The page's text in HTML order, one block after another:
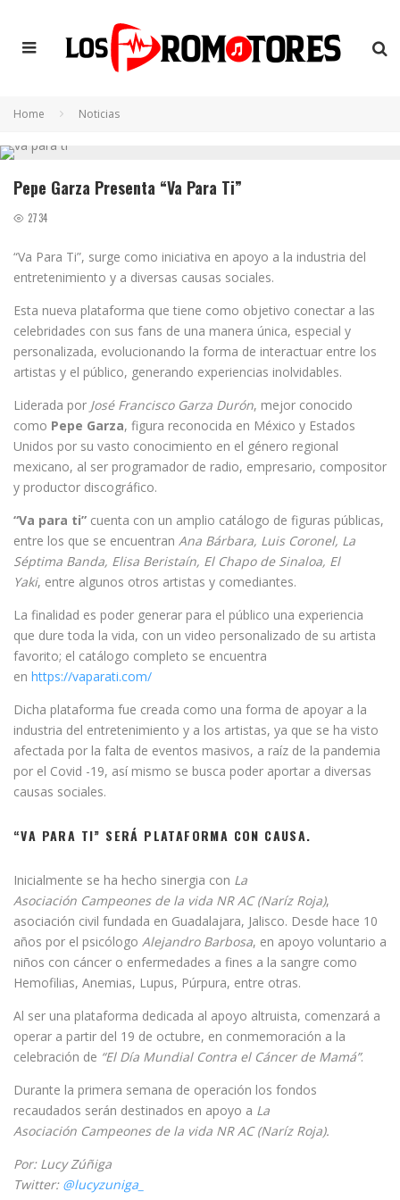
Home Noticias
Pepe Garza Presenta “Va Para Ti”
2734
“Va Para Ti”, surge como iniciativa en apoyo a la industria del
entretenimiento y a diversas causas sociales.
Esta nueva plataforma que tiene como objetivo conectar a las
celebridades con sus fans de una manera única, especial y
personalizada, evolucionando la forma de interactuar entre los
artistas y el público, generando experiencias inolvidables.
Liderada por José Francisco Garza Durón, mejor conocido
como Pepe Garza, figura reconocida en México y Estados
Unidos por su vasto conocimiento en el género regional
mexicano, al ser programador de radio, empresario, compositor
y productor discográfico.
“Va para ti” cuenta con un amplio catálogo de figuras públicas,
entre los que se encuentran Ana Bárbara, Luis Coronel, La
Séptima Banda, Elisa Beristaín, El Chapo de Sinaloa, El
Yaki, entre algunos otros artistas y comediantes.
La finalidad es poder generar para el público una experiencia
que dure toda la vida, con un video personalizado de su artista
favorito; el catálogo completo se encuentra
en https://vaparati.com/
Dicha plataforma fue creada como una forma de apoyar a la
industria del entretenimiento y a los artistas, ya que se ha visto
afectada por la falta de eventos masivos, a raíz de la pandemia
por el Covid -19, así mismo se busca poder aportar a diversas
causas sociales.
“VA PARA TI” SERÁ PLATAFORMA CON CAUSA.
Inicialmente se ha hecho sinergia con La
Asociación Campeones de la vida NR AC (Naríz Roja),
asociación civil fundada en Guadalajara, Jalisco. Desde hace 10
años por el psicólogo Alejandro Barbosa, en apoyo voluntario a
niños con cáncer o enfermedades a fines a la sangre como
Hemofilias, Anemias, Lupus, Púrpura, entre otras.
Al ser una plataforma dedicada al apoyo altruista, comenzará a
operar a partir del 19 de octubre, en conmemoración a la
celebración de “El Día Mundial Contra el Cáncer de Mamá”.
Durante la primera semana de operación los fondos
recaudados serán destinados en apoyo a La
Asociación Campeones de la vida NR AC (Naríz Roja).
Por: Lucy Zúñiga
Twitter: @lucyzuniga_